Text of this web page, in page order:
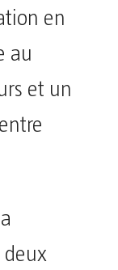
en
au
et un
deux